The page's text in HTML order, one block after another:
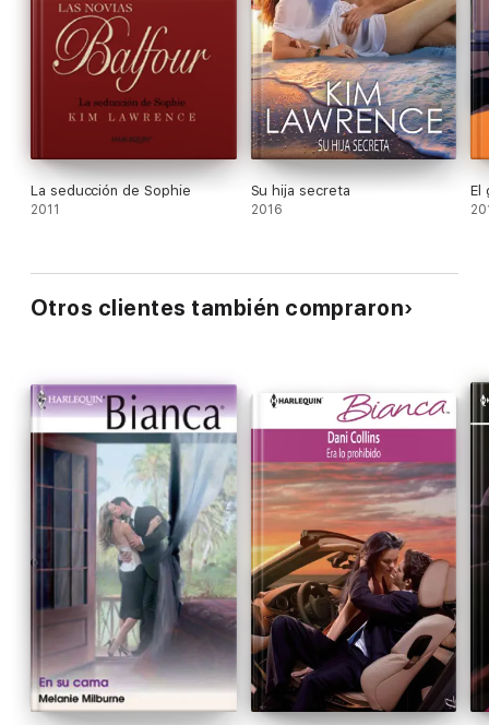
La seducción de Sophie
2011
Su hija secreta
2016
El
Otros clientes también compraron